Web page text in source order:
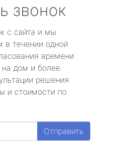
звонок
с сайта и мы
в течении одной
времени
на дом и более
решения
и стоимости по
Отправить